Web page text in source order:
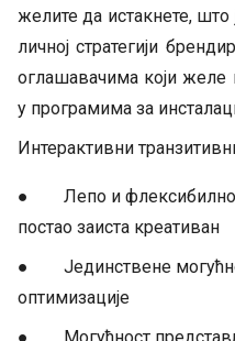
желите да истакнете,
личној стратегији
оглашавачима који
у програмима за
Интерактивни
● Лепо и флексибилно
постао заиста креативан
● Јединствене
оптимизације
● Могућност